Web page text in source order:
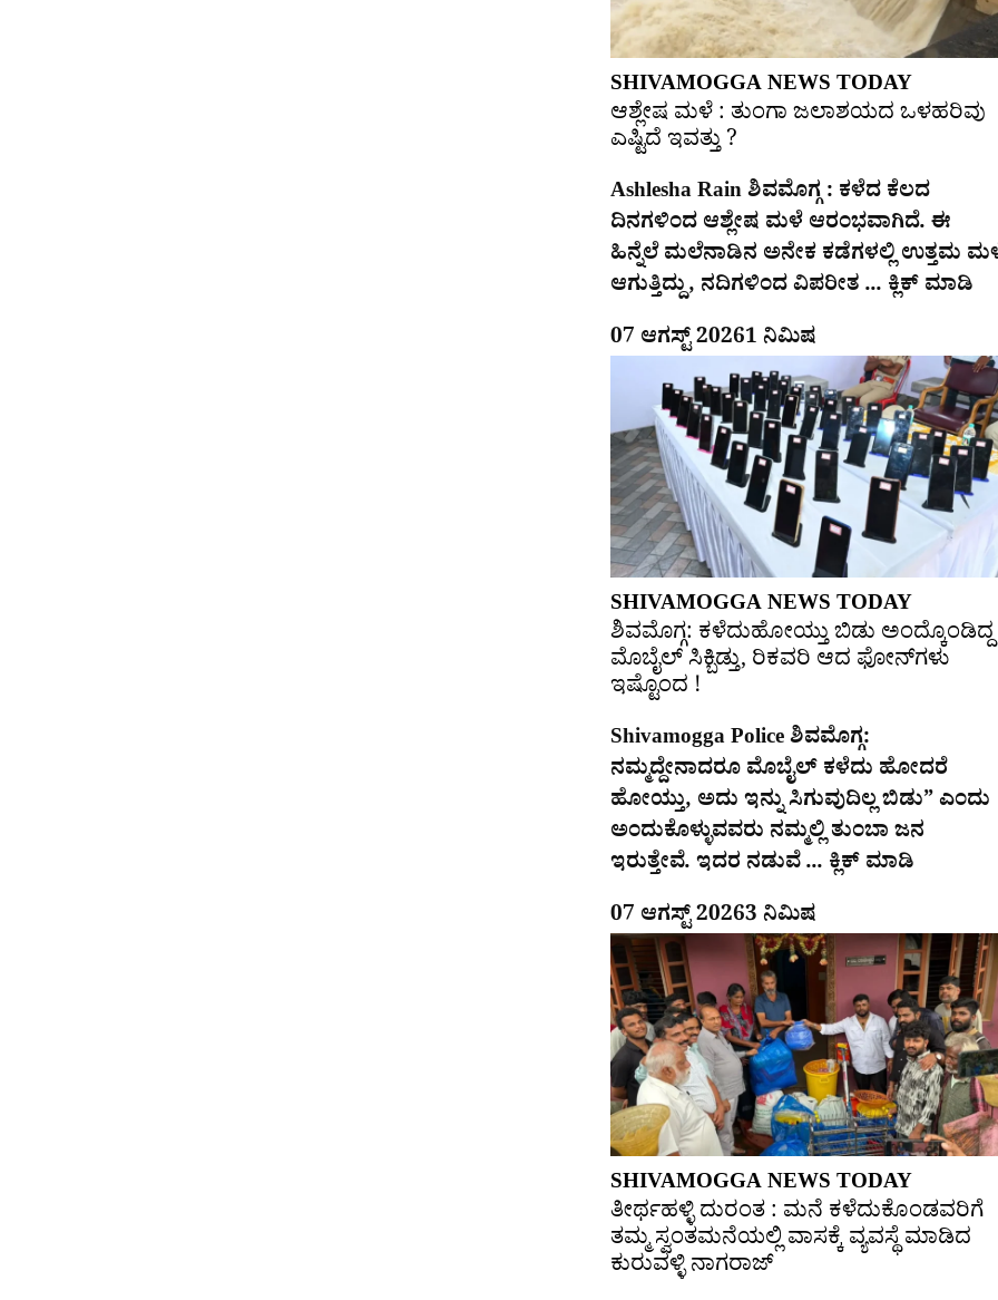
SHIVAMOGGA NEWS TODAY
ಆಶ್ಲೇಷ ಮಳೆ : ತುಂಗಾ ಜಲಾಶಯದ ಒಳಹರಿವು
ಎಷ್ಟಿದೆ ಇವತ್ತು ?
Ashlesha Rain ಶಿವಮೊಗ್ಗ : ಕಳೆದ ಕೆಲದ
ದಿನಗಳಿಂದ ಆಶ್ಲೇಷ ಮಳೆ ಆರಂಭವಾಗಿದೆ. ಈ
ಹಿನ್ನೆಲೆ ಮಲೆನಾಡಿನ ಅನೇಕ ಕಡೆಗಳಲ್ಲಿ ಉತ್ತಮ
ಆಗುತ್ತಿದ್ದು, ನದಿಗಳಿಂದ ವಿಪರೀತ ... ಕ್ಲಿಕ್ ಮಾಡಿ
07 ಆಗಸ್ಟ್ 20261 ನಿಮಿಷ
SHIVAMOGGA NEWS TODAY
ಶಿವಮೊಗ್ಗ: ಕಳೆದುಹೋಯ್ತು ಬಿಡು ಅಂದ್ಕೊಂಡಿದ್ದ
ಮೊಬೈಲ್​ ಸಿಕ್ಬಿಡ್ತು, ರಿಕವರಿ ಆದ ಫೋನ್​ಗಳು​
ಇಷ್ಟೊಂದ !
Shivamogga Police ಶಿವಮೊಗ್ಗ:
ನಮ್ಮದ್ದೇನಾದರೂ ಮೊಬೈಲ್ ಕಳೆದು ಹೋದರೆ
ಹೋಯ್ತು, ಅದು ಇನ್ನು ಸಿಗುವುದಿಲ್ಲ ಬಿಡು” ಎಂದು
ಅಂದುಕೊಳ್ಳುವವರು ನಮ್ಮಲ್ಲಿ ತುಂಬಾ ಜನ
ಇರುತ್ತೇವೆ. ಇದರ ನಡುವೆ ... ಕ್ಲಿಕ್ ಮಾಡಿ
07 ಆಗಸ್ಟ್ 20263 ನಿಮಿಷ
SHIVAMOGGA NEWS TODAY
ತೀರ್ಥಹಳ್ಳಿ ದುರಂತ : ಮನೆ ಕಳೆದುಕೊಂಡವರಿಗೆ
ತಮ್ಮ ಸ್ವಂತಮನೆಯಲ್ಲಿ ವಾಸಕ್ಕೆ ವ್ಯವಸ್ಥೆ ಮಾಡಿದ
ಕುರುವಳ್ಳಿ ನಾಗರಾಜ್​​